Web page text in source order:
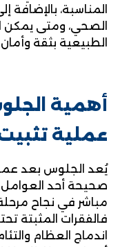
المناسبة، بالإضافة
الصحي، ومتى يمكن
الطبيعية بثقة
أهمية
عملية
يُعد الجلوس بعد
صحيحة أحد العوامل
مباشر في نجاح
فالفقرات المثبتة
اندماج العظام